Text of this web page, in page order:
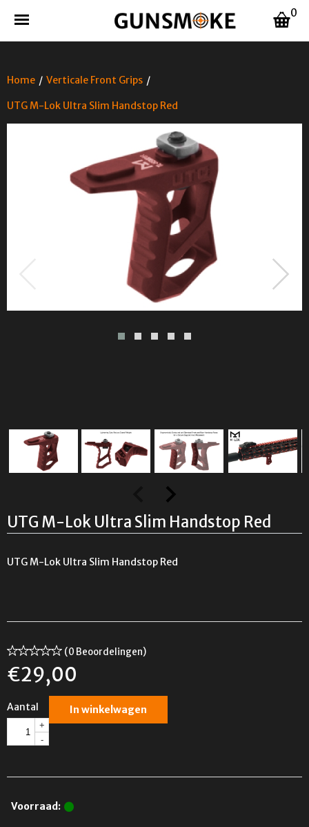
0
Home / Verticale Front Grips /
UTG M-Lok Ultra Slim Handstop Red
UTG M-Lok Ultra Slim Handstop Red
UTG M-Lok Ultra Slim Handstop Red
(0 Beoordelingen)
€29,00
Aantal
+
-
In winkelwagen
Voorraad: